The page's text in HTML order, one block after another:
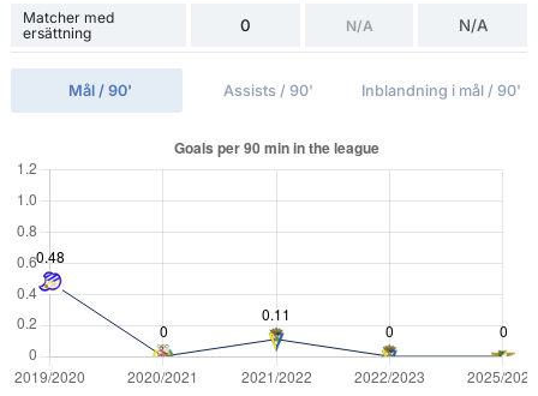
Matcher med
ersättning
0 N/A N/A
Mål / 90' Assists / 90' Inblandning i mål / 90'